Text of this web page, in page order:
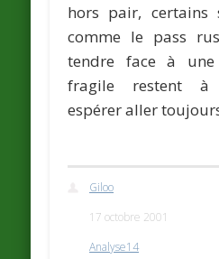
hors pair, certains
comme le pass
tendre face à
fragile restent à
espérer aller
Giloo
17 octobre 2001
Analyse14